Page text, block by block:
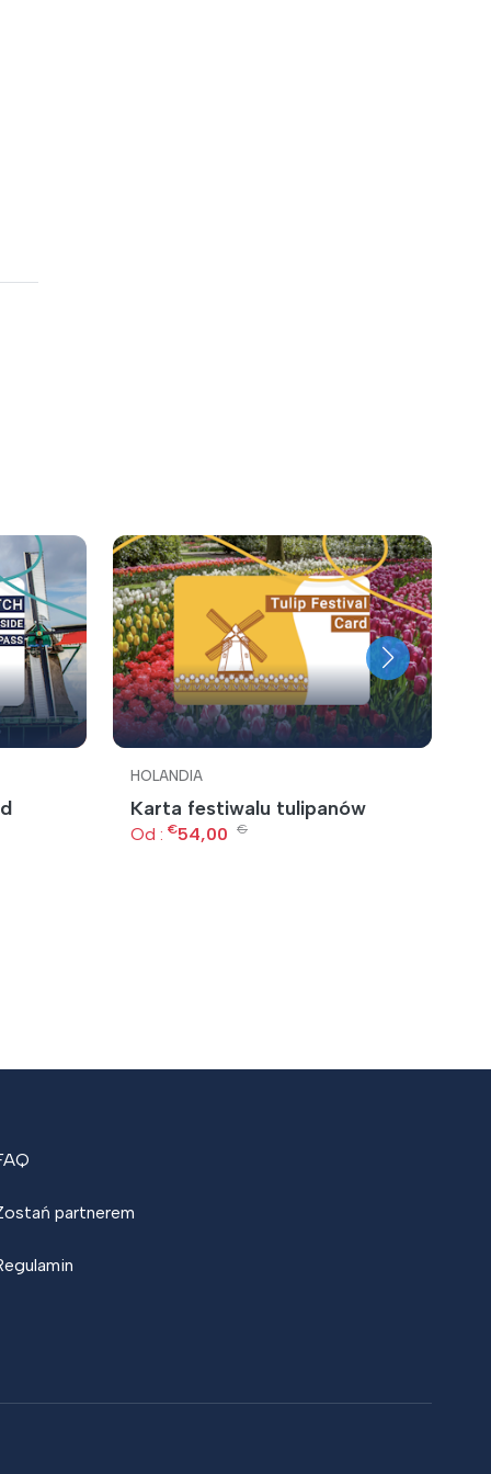
HOLANDIA
Karta festiwalu tulipanów
Od : €54,00 €
partnerem